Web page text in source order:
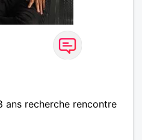
ans recherche rencontre